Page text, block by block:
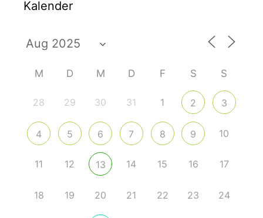
Kalender
M D M D F S S
28 29 30 31 1 2 3
4 5 6 7 8 9 10
11 12 13 14 15 16 17
18 19 20 21 22 23 24